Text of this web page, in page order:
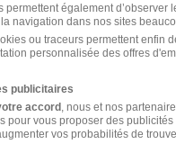
permettent également
navigation dans nos sites
ou traceurs permettent enfin
personnalisée des offres
publicitaires
accord, nous et nos
pour vous proposer des
vos probabilités de